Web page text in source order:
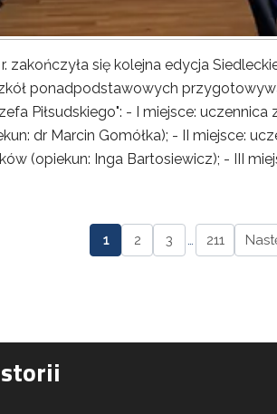
zakończyła się kolejna edycja
ponadpodstawowych
Piłsudskiego": - I miejsce: uczennica
dr Marcin Gomółka); - II miejsce:
(opiekun: Inga Bartosiewicz); - III
1 2 3 … 211
Historii
39